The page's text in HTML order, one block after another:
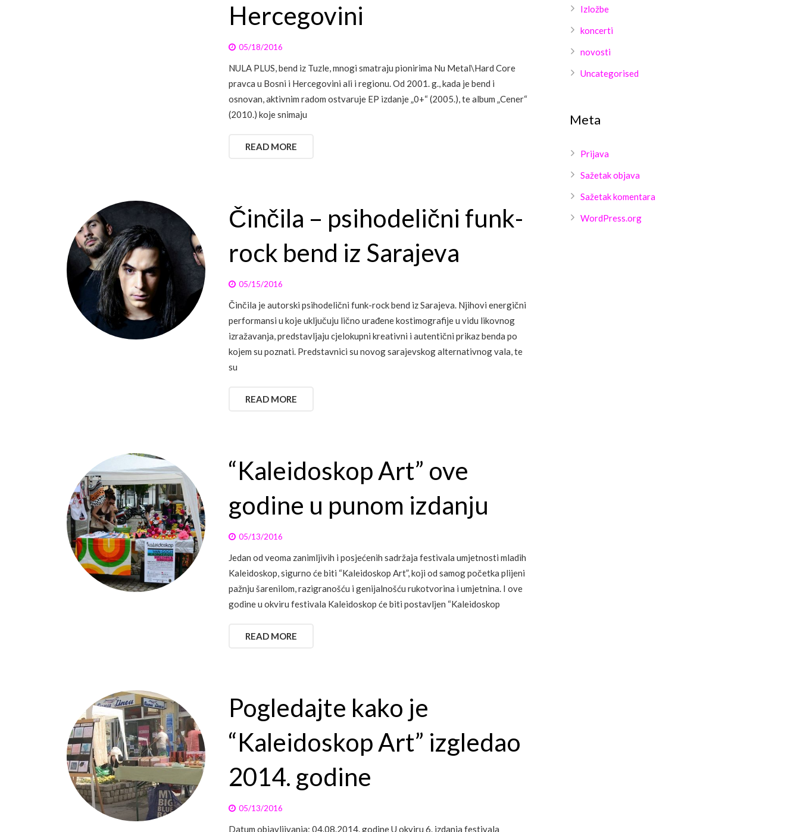
Hercegovini
05/18/2016
NULA PLUS, bend iz Tuzle, mnogi smatraju pionirima Nu Metal\Hard Core
pravca u Bosni i Hercegovini ali i regionu. Od 2001. g., kada je bend i
osnovan, aktivnim radom ostvaruje EP izdanje „0+“ (2005.), te album „Cener“
(2010.) koje snimaju
READ MORE
Činčila – psihodelični funk-
rock bend iz Sarajeva
05/15/2016
Činčila je autorski psihodelični funk-rock bend iz Sarajeva. Njihovi energični
performansi u koje uključuju lično urađene kostimografije u vidu likovnog
izražavanja, predstavljaju cjelokupni kreativni i autentični prikaz benda po
kojem su poznati. Predstavnici su novog sarajevskog alternativnog vala, te
su
READ MORE
“Kaleidoskop Art” ove
godine u punom izdanju
05/13/2016
Jedan od veoma zanimljivih i posjećenih sadržaja festivala umjetnosti mladih
Kaleidoskop, sigurno će biti “Kaleidoskop Art”, koji od samog početka plijeni
pažnju šarenilom, razigranošću i genijalnošću rukotvorina i umjetnina. I ove
godine u okviru festivala Kaleidoskop će biti postavljen “Kaleidoskop
READ MORE
Pogledajte kako je
“Kaleidoskop Art” izgledao
2014. godine
05/13/2016
Datum objavljivanja: 04.08.2014. godine U okviru 6. izdanja festivala
Izložbe
koncerti
novosti
Uncategorised
Meta
Prijava
Sažetak objava
Sažetak komentara
WordPress.org